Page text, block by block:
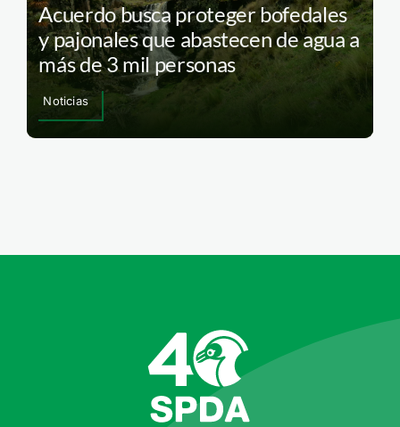
Acuerdo busca proteger bofedales
y pajonales que abastecen de agua a
más de 3 mil personas
Noticias